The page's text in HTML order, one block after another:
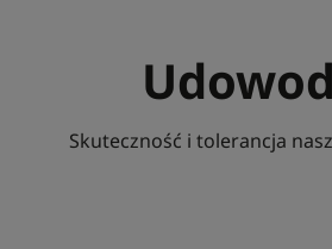
Skuteczność i tolerancja